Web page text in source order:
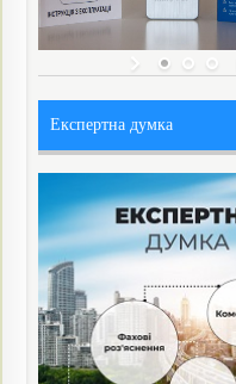
Експертна думка